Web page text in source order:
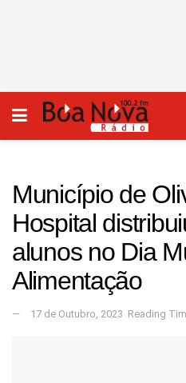
Município de
Hospital
alunos no Dia
Alimentação
17 de Outubro, 2023 Reading